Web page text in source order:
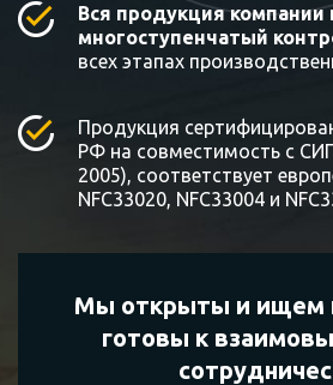
Вся продукция компании
многоступенчатый
всех этапах
Продукция
РФ на совместимость с
2005), соответствует
NFC33020, NFC33004 и
Мы открыты и ищем
готовы к